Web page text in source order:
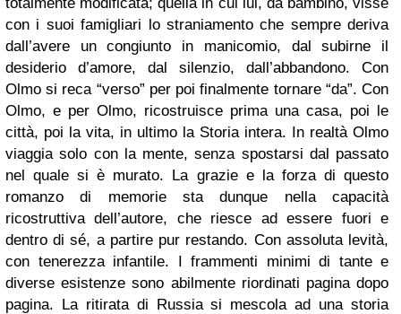
con i suoi famigliari lo straniamento che sempre deriva
dall’avere un congiunto in manicomio, dal subirne il
desiderio d’amore, dal silenzio, dall’abbandono. Con
Olmo si reca “verso” per poi finalmente tornare “da”. Con
Olmo, e per Olmo, ricostruisce prima una casa, poi le
città, poi la vita, in ultimo la Storia intera. In realtà Olmo
viaggia solo con la mente, senza spostarsi dal passato
nel quale si è murato. La grazie e la forza di questo
romanzo di memorie sta dunque nella capacità
ricostruttiva dell’autore, che riesce ad essere fuori e
dentro di sé, a partire pur restando. Con assoluta levità,
con tenerezza infantile. I frammenti minimi di tante e
diverse esistenze sono abilmente riordinati pagina dopo
pagina. La ritirata di Russia si mescola ad una storia